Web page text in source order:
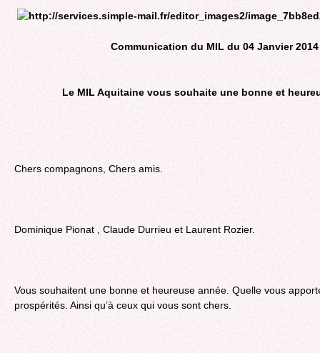
Communication du MIL du 04 Janvier 2014
Le MIL Aquitaine vous souhaite une bonne et
Chers compagnons, Chers amis.
Dominique Pionat , Claude Durrieu et Laurent Rozier.
Vous souhaitent une bonne et heureuse année. Quelle vous
prospérités. Ainsi qu’à ceux qui vous sont chers.